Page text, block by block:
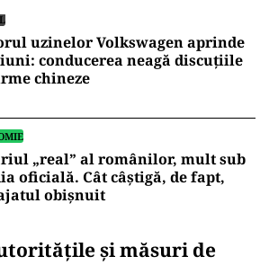
uzinelor Volkswagen aprinde
conducerea neagă discuțiile
chineze
„real” al românilor, mult sub
oficială. Cât câștigă, de fapt,
obișnuit
și măsuri de